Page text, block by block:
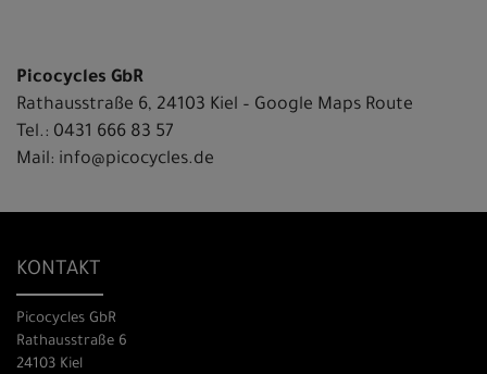
Picocycles GbR
Rathausstraße 6, 24103 Kiel – Google Maps Route
Tel.: 0431 666 83 57
Mail: info@picocycles.de
KONTAKT
Picocycles GbR
Rathausstraße 6
24103 Kiel